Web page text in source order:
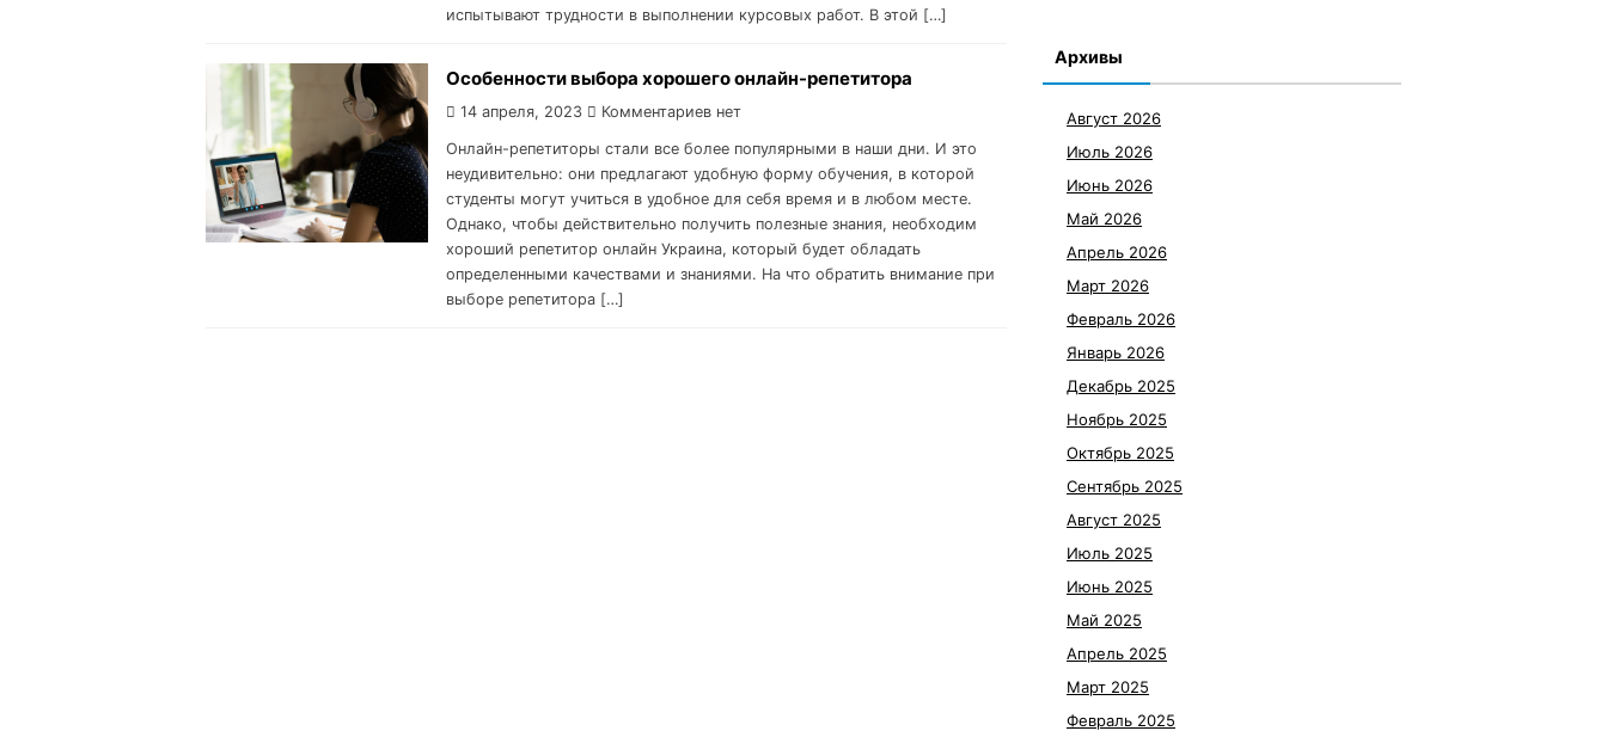
испытывают трудности в выполнении курсовых работ. В этой […]
Особенности выбора хорошего онлайн-репетитора
14 апреля, 2023 Комментариев нет
Онлайн-репетиторы стали все более популярными в наши дни. И это
неудивительно: они предлагают удобную форму обучения, в которой
студенты могут учиться в удобное для себя время и в любом месте.
Однако, чтобы действительно получить полезные знания, необходим
хороший репетитор онлайн Украина, который будет обладать
определенными качествами и знаниями. На что обратить внимание при
выборе репетитора […]
Архивы
Август 2026
Июль 2026
Июнь 2026
Май 2026
Апрель 2026
Март 2026
Февраль 2026
Январь 2026
Декабрь 2025
Ноябрь 2025
Октябрь 2025
Сентябрь 2025
Август 2025
Июль 2025
Июнь 2025
Май 2025
Апрель 2025
Март 2025
Февраль 2025